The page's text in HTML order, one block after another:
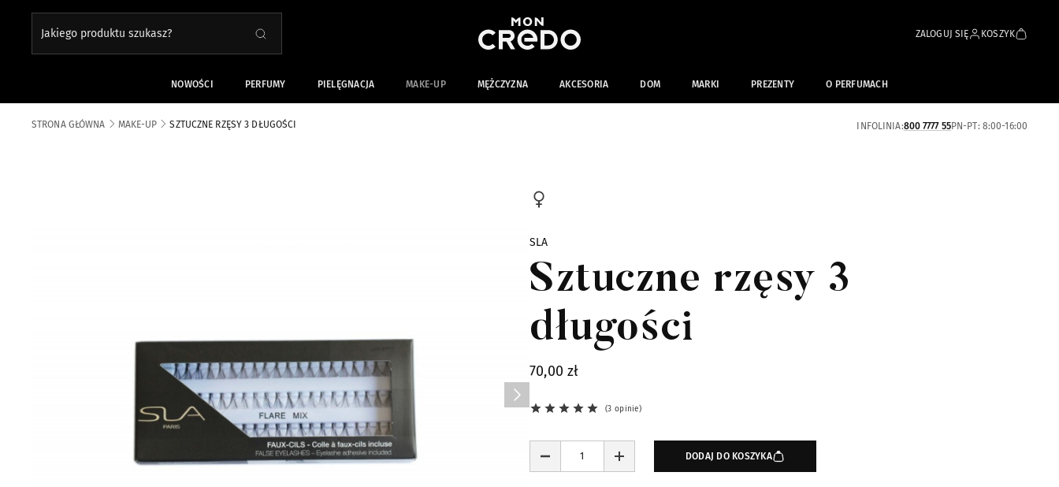
Jakiego produktu szukasz? Close search
SZUKAJ ZALOGUJ SIĘ KOSZYK
NOWOŚCI PERFUMY PIELĘGNACJA MAKE-UP MĘŻCZYZNA AKCESORIA DOM MARKI PREZENTY O PERFUMACH
STRONA GŁÓWNA MAKE-UP SZTUCZNE RZĘSY 3 DŁUGOŚCI INFOLINIA:800 7777 55PN-PT: 8:00-16:00
SLA
Sztuczne rzęsy 3
długości
70,00 zł
3 opinie
DODAJ DO KOSZYKA